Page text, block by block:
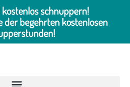
kostenlos schnuppern!
der begehrten kostenlosen